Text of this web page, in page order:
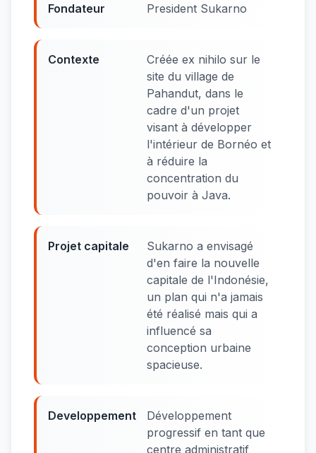
Fondateur President Sukarno
Contexte
Créée ex nihilo sur le
site du village de
Pahandut, dans le
cadre d'un projet
visant à développer
l'intérieur de Bornéo et
à réduire la
concentration du
pouvoir à Java.
Projet capitale
Sukarno a envisagé
d'en faire la nouvelle
capitale de l'Indonésie,
un plan qui n'a jamais
été réalisé mais qui a
influencé sa
conception urbaine
spacieuse.
Developpement
Développement
progressif en tant que
centre administratif